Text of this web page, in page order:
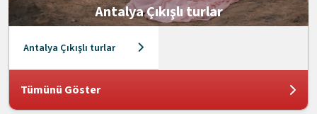
Antalya Çıkışlı turlar
Antalya Çıkışlı turlar
Tümünü Göster